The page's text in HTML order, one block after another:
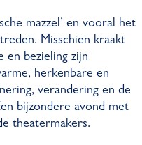
mazzel’ en vooral het
Misschien kraakt
en bezieling zijn
herkenbare en
verandering en de
bijzondere avond met
theatermakers.